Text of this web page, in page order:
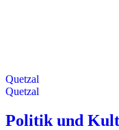
Quetzal
Quetzal
Politik und